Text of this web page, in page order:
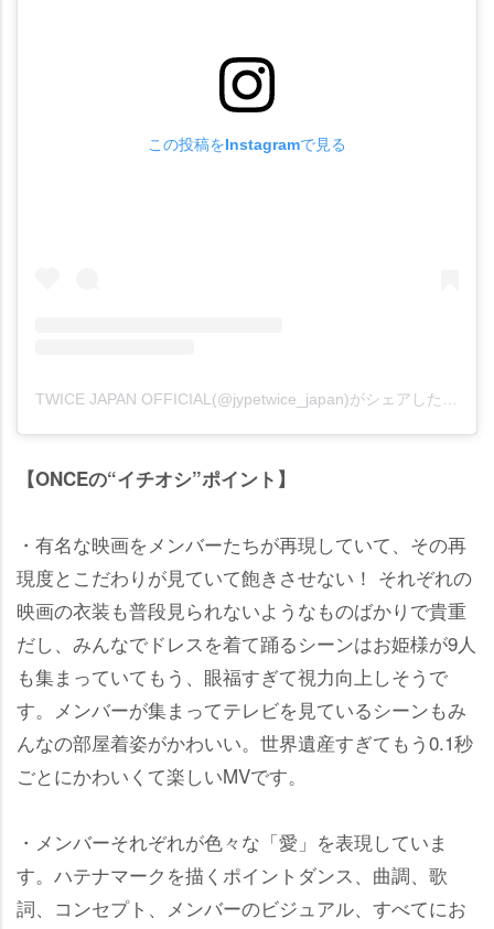
この投稿をInstagramで見る
【ONCEの“イチオシ”ポイント】
・有名な映画をメンバーたちが再現していて、その再
現度とこだわりが見ていて飽きさせない！ それぞれの
映画の衣装も普段見られないようなものばかりで貴重
だし、みんなでドレスを着て踊るシーンはお姫様が9人
も集まっていてもう、眼福すぎて視力向上しそうで
す。メンバーが集まってテレビを見ているシーンもみ
んなの部屋着姿がかわいい。世界遺産すぎてもう0.1秒
ごとにかわいくて楽しいMVです。
・メンバーそれぞれが色々な「愛」を表現していま
す。ハテナマークを描くポイントダンス、曲調、歌
詞、コンセプト、メンバーのビジュアル、すべてにお